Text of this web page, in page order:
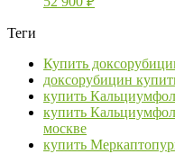
Теги
Купить
доксорубицин
купить
купить
москве
купить